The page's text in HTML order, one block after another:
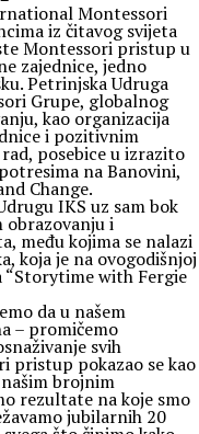
Montessori
iz čitavog svijeta
Montessori pristup u
zajednice, jedno
Petrinjska Udruga
Grupe, globalnog
kao organizacija
i pozitivnim
posebice u izrazito
na Banovini,
Change.
IKS uz sam bok
i
među kojima se nalazi
koja je na ovogodišnjoj
“Storytime with Fergie
da u našem
– promičemo
svih
pristup pokazao se kao
brojnim
rezultate na koje smo
jubilarnih 20